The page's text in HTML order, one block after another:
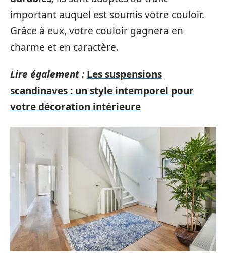
important auquel est soumis votre couloir.
Grâce à eux, votre couloir gagnera en
charme et en caractère.
Lire également : Les suspensions
scandinaves : un style intemporel pour
votre décoration intérieure